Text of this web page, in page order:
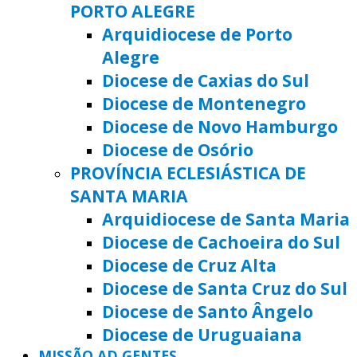
PORTO ALEGRE
Arquidiocese de Porto
Alegre
Diocese de Caxias do Sul
Diocese de Montenegro
Diocese de Novo Hamburgo
Diocese de Osório
PROVÍNCIA ECLESIÁSTICA DE
SANTA MARIA
Arquidiocese de Santa Maria
Diocese de Cachoeira do Sul
Diocese de Cruz Alta
Diocese de Santa Cruz do Sul
Diocese de Santo Ângelo
Diocese de Uruguaiana